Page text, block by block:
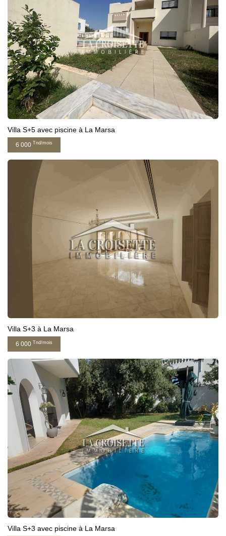
Villa S+5 avec piscine à La Marsa
6 000 Tnd/mois
Villa S+3 à La Marsa
6 000 Tnd/mois
Villa S+3 avec piscine à La Marsa